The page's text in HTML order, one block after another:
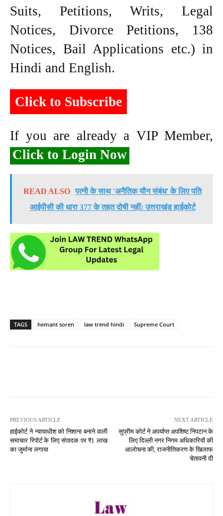
Suits, Petitions, Writs, Legal
Notices, Divorce Petitions, 138
Notices, Bail Applications etc.) in
Hindi and English.
Click to Subscribe
If you are already a VIP Member,
Click to Login Now
READ ALSO पत्नी के साथ 'अनैतिक यौन संबंध' के लिए पति
आईपीसी की धारा 377 के तहत दोषी नहीं: उत्तराखंड हाईकोर्ट
TAGS hemant soren law trend hindi Supreme Court
PREVIOUS ARTICLE
हाईकोर्ट ने न्यायाधीश को निशाना बनाने वाली
समाचार रिपोर्ट के लिए संपादक पर ₹1 लाख
का जुर्माना लगाया
NEXT ARTICLE
सुप्रीम कोर्ट ने अपर्याप्त अपशिष्ट निपटान के
लिए दिल्ली नगर निगम अधिकारियों की
आलोचना की, राजनीतिकरण के खिलाफ
चेतावनी दी